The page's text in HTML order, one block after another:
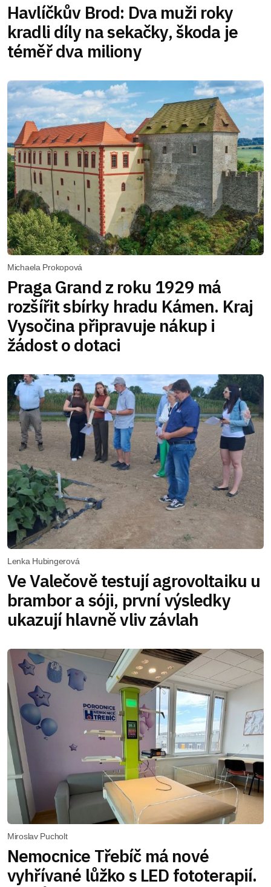
Havlíčkův Brod: Dva muži roky
kradli díly na sekačky, škoda je
téměř dva miliony
Michaela Prokopová
Praga Grand z roku 1929 má
rozšířit sbírky hradu Kámen. Kraj
Vysočina připravuje nákup i
žádost o dotaci
Lenka Hubingerová
Ve Valečově testují agrovoltaiku u
brambor a sóji, první výsledky
ukazují hlavně vliv závlah
Miroslav Pucholt
Nemocnice Třebíč má nové
vyhřívané lůžko s LED fototerapií.